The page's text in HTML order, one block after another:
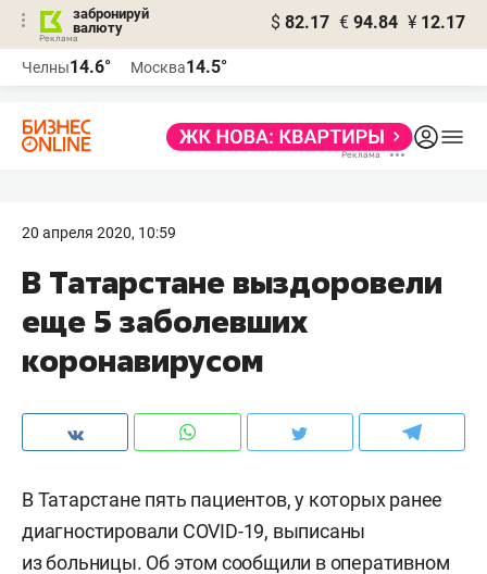
забронируй
валюту
$ 82.17 € 94.84 ¥ 12.17
Челны14.6° Москва14.5°
20 апреля 2020, 10:59
В Татарстане выздоровели
еще 5 заболевших
коронавирусом
В Татарстане пять пациентов, у которых ранее
диагностировали COVID-19, выписаны
из больницы. Об этом сообщили в оперативном